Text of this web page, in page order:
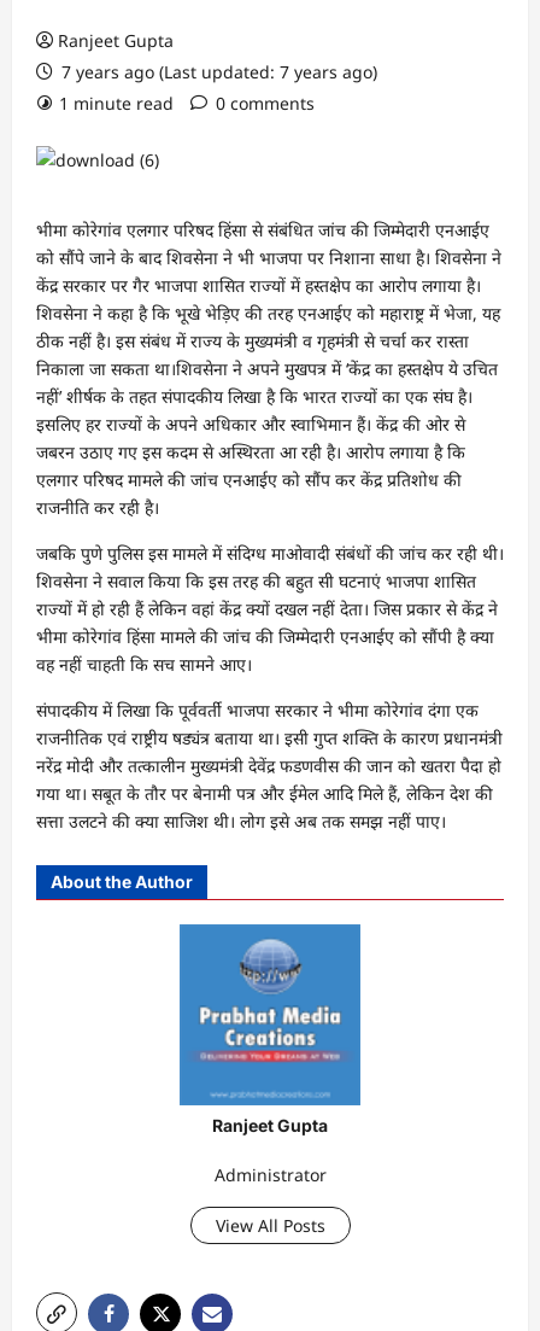
Ranjeet Gupta
7 years ago (Last updated: 7 years ago)
1 minute read
0 comments
भीमा कोरेगांव एलगार परिषद हिंसा से संबंधित जांच की जिम्मेदारी एनआईए
को सौंपे जाने के बाद शिवसेना ने भी भाजपा पर निशाना साधा है। शिवसेना ने
केंद्र सरकार पर गैर भाजपा शासित राज्यों में हस्तक्षेप का आरोप लगाया है।
शिवसेना ने कहा है कि भूखे भेड़िए की तरह एनआईए को महाराष्ट्र में भेजा, यह
ठीक नहीं है। इस संबंध में राज्य के मुख्यमंत्री व गृहमंत्री से चर्चा कर रास्ता
निकाला जा सकता था।शिवसेना ने अपने मुखपत्र में ‘केंद्र का हस्तक्षेप ये उचित
नहीं’ शीर्षक के तहत संपादकीय लिखा है कि भारत राज्यों का एक संघ है।
इसलिए हर राज्यों के अपने अधिकार और स्वाभिमान हैं। केंद्र की ओर से
जबरन उठाए गए इस कदम से अस्थिरता आ रही है। आरोप लगाया है कि
एलगार परिषद मामले की जांच एनआईए को सौंप कर केंद्र प्रतिशोध की
राजनीति कर रही है।
जबकि पुणे पुलिस इस मामले में संदिग्ध माओवादी संबंधों की जांच कर रही थी।
शिवसेना ने सवाल किया कि इस तरह की बहुत सी घटनाएं भाजपा शासित
राज्यों में हो रही हैं लेकिन वहां केंद्र क्यों दखल नहीं देता। जिस प्रकार से केंद्र ने
भीमा कोरेगांव हिंसा मामले की जांच की जिम्मेदारी एनआईए को सौंपी है क्या
वह नहीं चाहती कि सच सामने आए।
संपादकीय में लिखा कि पूर्ववर्ती भाजपा सरकार ने भीमा कोरेगांव दंगा एक
राजनीतिक एवं राष्ट्रीय षड्यंत्र बताया था। इसी गुप्त शक्ति के कारण प्रधानमंत्री
नरेंद्र मोदी और तत्कालीन मुख्यमंत्री देवेंद्र फडणवीस की जान को खतरा पैदा हो
गया था। सबूत के तौर पर बेनामी पत्र और ईमेल आदि मिले हैं, लेकिन देश की
सत्ता उलटने की क्या साजिश थी। लोग इसे अब तक समझ नहीं पाए।
About the Author
Ranjeet Gupta
Administrator
View All Posts